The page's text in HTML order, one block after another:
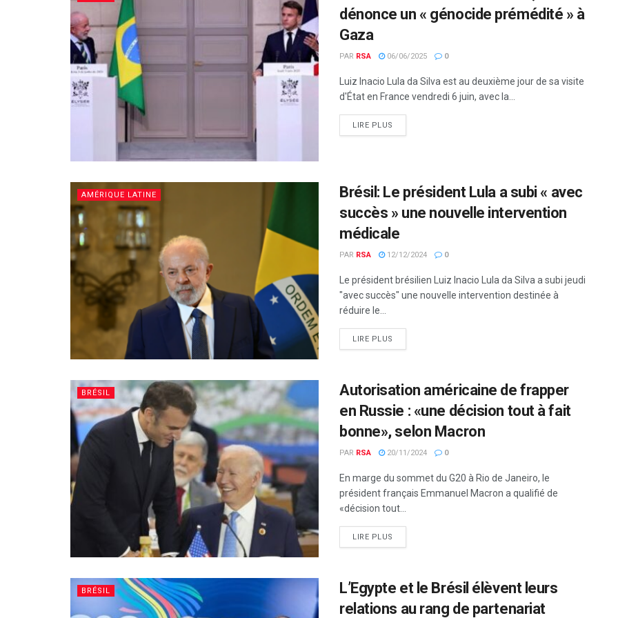
dénonce un « génocide prémédité » à
Gaza
PAR RSA 06/06/2025 0
Luiz Inacio Lula da Silva est au deuxième jour de sa visite
d'État en France vendredi 6 juin, avec la...
LIRE PLUS
AMÉRIQUE LATINE
Brésil: Le président Lula a subi « avec
succès » une nouvelle intervention
médicale
PAR RSA 12/12/2024 0
Le président brésilien Luiz Inacio Lula da Silva a subi jeudi
"avec succès" une nouvelle intervention destinée à
réduire le...
LIRE PLUS
BRÉSIL
Autorisation américaine de frapper
en Russie : «une décision tout à fait
bonne», selon Macron
PAR RSA 20/11/2024 0
En marge du sommet du G20 à Rio de Janeiro, le
président français Emmanuel Macron a qualifié de
«décision tout...
LIRE PLUS
BRÉSIL
L’Egypte et le Brésil élèvent leurs
relations au rang de partenariat